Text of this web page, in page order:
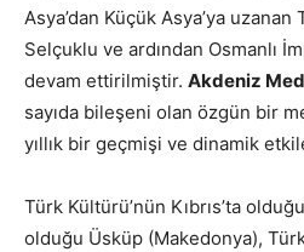
Asya’dan Küçük Asya’ya uzanan
Selçuklu ve ardından Osmanlı
devam ettirilmiştir. Akdeniz
sayıda bileşeni olan özgün bir
yıllık bir geçmişi ve dinamik
Türk Kültürü’nün Kıbrıs’ta
olduğu Üsküp (Makedonya),